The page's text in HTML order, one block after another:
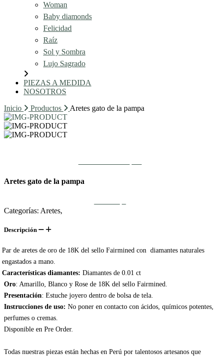
Woman
Baby diamonds
Felicidad
Raíz
Sol y Sombra
Lujo Sagrado
PIEZAS A MEDIDA
NOSOTROS
Inicio
Productos Aretes gato de la pampa
Aretes gato de la pampa
Categorías: Aretes,
Descripción
Par de aretes de oro de 18K del sello Fairmined con diamantes naturales
engastados a mano.
Características diamantes:Diamantes de 0.01 ct
Oro: Amarillo, Blanco y Rose de 18K del sello Fairmined.
Presentación: Estuche joyero dentro de bolsa de tela.
Instrucciones de uso: No poner en contacto con ácidos, químicos potentes,
perfumes o cremas.
Disponible en Pre Order.
Todas nuestras piezas están hechas en Perú por talentosos artesanos que